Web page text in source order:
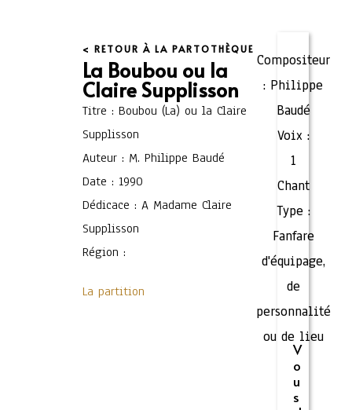
< RETOUR À LA PARTOTHÈQUE
La Boubou ou la
Claire Supplisson
Titre : Boubou (La) ou la Claire
Supplisson
Auteur : M. Philippe Baudé
Date : 1990
Dédicace : A Madame Claire
Supplisson
Région :
La partition
Compositeur
: Philippe
Baudé
Voix :
1
Chant
Type :
Fanfare
d'équipage,
de
personnalité
ou de lieu
V
o
u
s